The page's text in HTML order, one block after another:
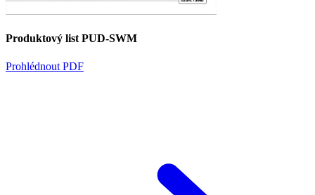
Produktový list PUD-SWM
Prohlédnout PDF